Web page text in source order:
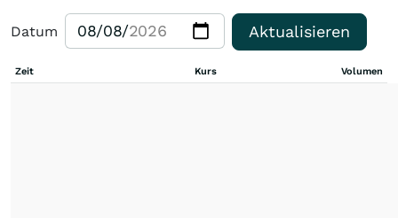
Datum Aktualisieren
Zeit Kurs Volumen